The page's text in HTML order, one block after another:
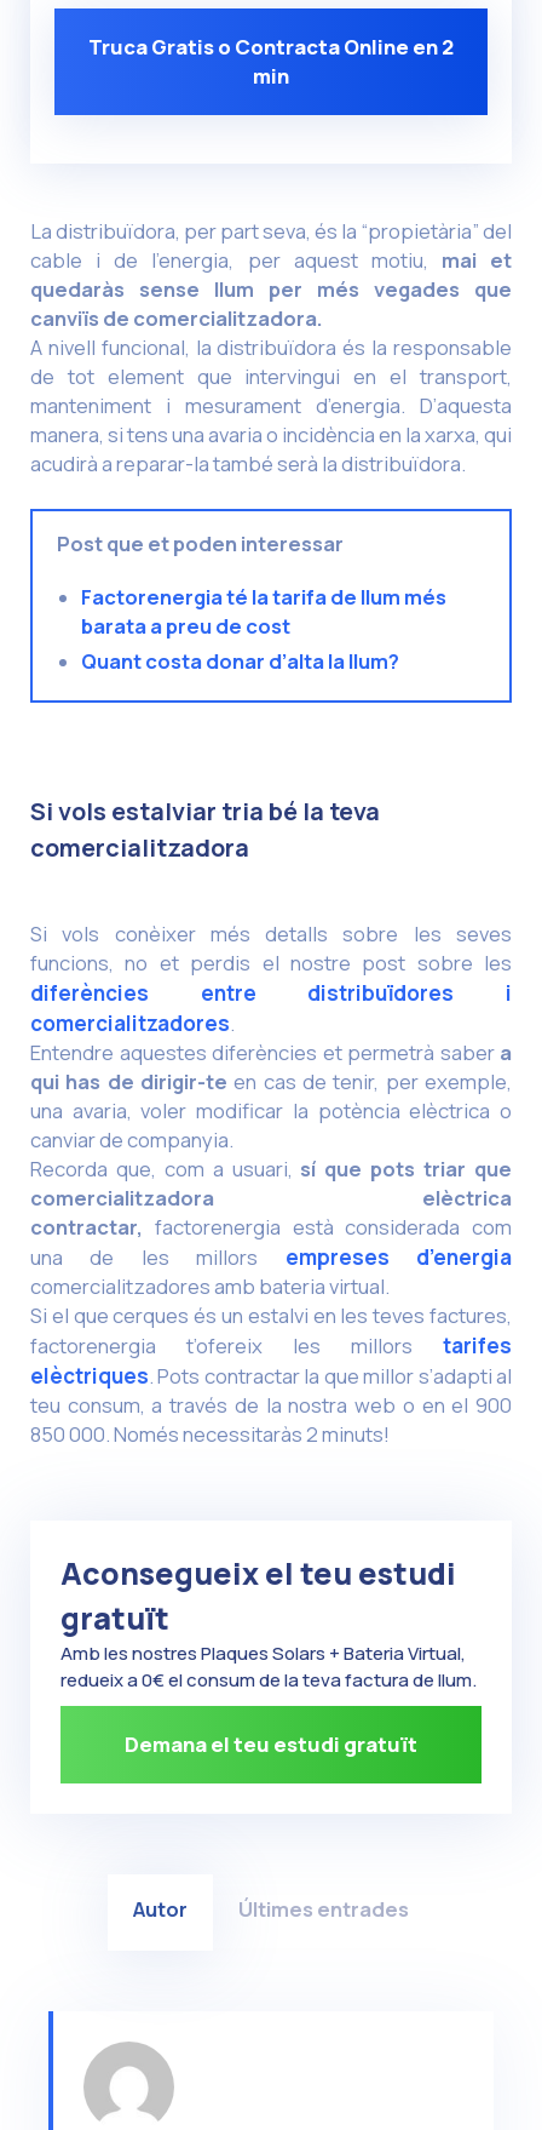
Truca Gratis o Contracta Online en 2
min
La distribuïdora, per part seva, és la “propietària” del
cable i de l’energia, per aquest motiu, mai et
quedaràs sense llum per més vegades que
canviïs de comercialitzadora.
A nivell funcional, la distribuïdora és la responsable
de tot element que intervingui en el transport,
manteniment i mesurament d’energia. D’aquesta
manera, si tens una avaria o incidència en la xarxa, qui
acudirà a reparar-la també serà la distribuïdora.
Post que et poden interessar
Factorenergia té la tarifa de llum més
barata a preu de cost
Quant costa donar d’alta la llum?
Si vols estalviar tria bé la teva
comercialitzadora
Si vols conèixer més detalls sobre les seves
funcions, no et perdis el nostre post sobre les
diferències entre distribuïdores i
comercialitzadores.
Entendre aquestes diferències et permetrà saber a
qui has de dirigir-te en cas de tenir, per exemple,
una avaria, voler modificar la potència elèctrica o
canviar de companyia.
Recorda que, com a usuari, sí que pots triar que
comercialitzadora elèctrica
contractar, factorenergia està considerada com
una de les millors empreses d’energia
comercialitzadores amb bateria virtual.
Si el que cerques és un estalvi en les teves factures,
factorenergia t’ofereix les millors tarifes
elèctriques. Pots contractar la que millor s’adapti al
teu consum, a través de la nostra web o en el 900
850 000. Només necessitaràs 2 minuts!
Aconsegueix el teu estudi
gratuït
Amb les nostres Plaques Solars + Bateria Virtual,
redueix a 0€ el consum de la teva factura de llum.
Demana el teu estudi gratuït
Autor Últimes entrades